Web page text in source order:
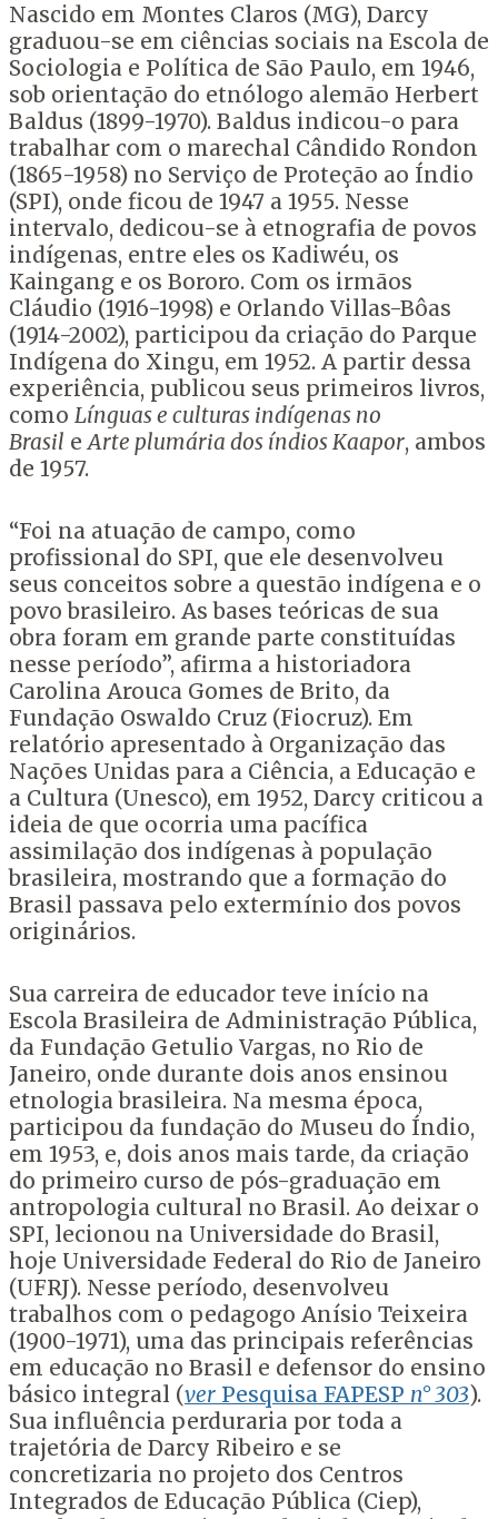
Nascido em Montes Claros (MG), Darcy
graduou-se em ciências sociais na Escola de
Sociologia e Política de São Paulo, em 1946,
sob orientação do etnólogo alemão Herbert
Baldus (1899-1970). Baldus indicou-o para
trabalhar com o marechal Cândido Rondon
(1865-1958) no Serviço de Proteção ao Índio
(SPI), onde ficou de 1947 a 1955. Nesse
intervalo, dedicou-se à etnografia de povos
indígenas, entre eles os Kadiwéu, os
Kaingang e os Bororo. Com os irmãos
Cláudio (1916-1998) e Orlando Villas-Bôas
(1914-2002), participou da criação do Parque
Indígena do Xingu, em 1952. A partir dessa
experiência, publicou seus primeiros livros,
como Línguas e culturas indígenas no
Brasil eArte plumária dos índios Kaapor, ambos
de 1957.
“Foi na atuação de campo, como
profissional do SPI, que ele desenvolveu
seus conceitos sobre a questão indígena e o
povo brasileiro. As bases teóricas de sua
obra foram em grande parte constituídas
nesse período”, afirma a historiadora
Carolina Arouca Gomes de Brito, da
Fundação Oswaldo Cruz (Fiocruz). Em
relatório apresentado à Organização das
Nações Unidas para a Ciência, a Educação e
a Cultura (Unesco), em 1952, Darcy criticou a
ideia de que ocorria uma pacífica
assimilação dos indígenas à população
brasileira, mostrando que a formação do
Brasil passava pelo extermínio dos povos
originários.
Sua carreira de educador teve início na
Escola Brasileira de Administração Pública,
da Fundação Getulio Vargas, no Rio de
Janeiro, onde durante dois anos ensinou
etnologia brasileira. Na mesma época,
participou da fundação do Museu do Índio,
em 1953, e, dois anos mais tarde, da criação
do primeiro curso de pós-graduação em
antropologia cultural no Brasil. Ao deixar o
SPI, lecionou na Universidade do Brasil,
hoje Universidade Federal do Rio de Janeiro
(UFRJ). Nesse período, desenvolveu
trabalhos com o pedagogo Anísio Teixeira
(1900-1971), uma das principais referências
em educação no Brasil e defensor do ensino
básico integral (ver Pesquisa FAPESP n° 303).
Sua influência perduraria por toda a
trajetória de Darcy Ribeiro e se
concretizaria no projeto dos Centros
Integrados de Educação Pública (Ciep),